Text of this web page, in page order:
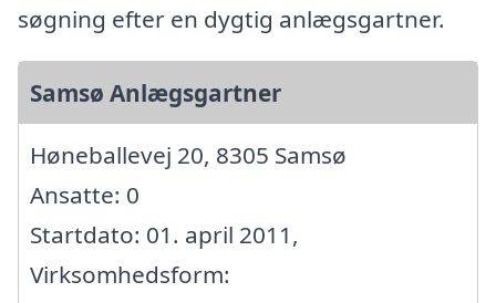
søgning efter en dygtig anlægsgartner.
Samsø Anlægsgartner
Høneballevej 20, 8305 Samsø
Ansatte: 0
Startdato: 01. april 2011,
Virksomhedsform: